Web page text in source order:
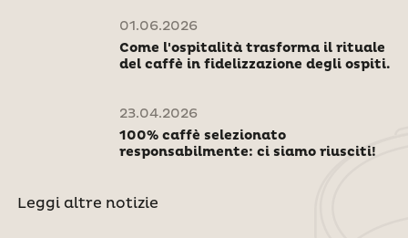
01.06.2026
Come l'ospitalità trasforma il rituale
del caffè in fidelizzazione degli ospiti.
23.04.2026
100% caffè selezionato
responsabilmente: ci siamo riusciti!
Leggi altre notizie